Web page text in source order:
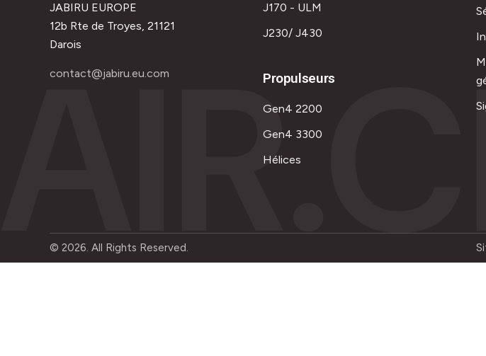
JABIRU EUROPE
12b Rte de Troyes, 21121
Darois
contact@jabiru.eu.com
J170 - ULM
J230/ J430
Propulseurs
Gen4 2200
Gen4 3300
Hélices
© 2026. All Rights Reserved.